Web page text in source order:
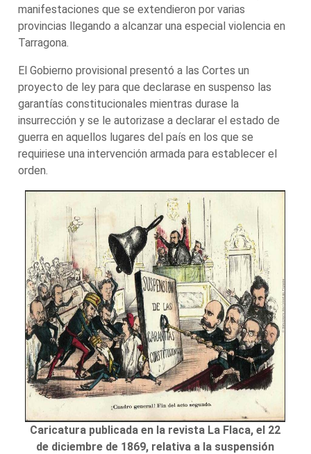
manifestaciones que se extendieron por varias
provincias llegando a alcanzar una especial violencia en
Tarragona.
El Gobierno provisional presentó a las Cortes un
proyecto de ley para que declarase en suspenso las
garantías constitucionales mientras durase la
insurrección y se le autorizase a declarar el estado de
guerra en aquellos lugares del país en los que se
requiriese una intervención armada para establecer el
orden.
Caricatura publicada en la revista La Flaca, el 22
de diciembre de 1869, relativa a la suspensión